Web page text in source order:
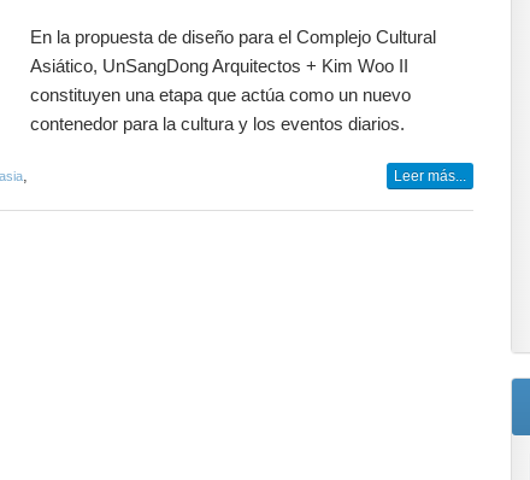
En la propuesta de diseño para el Complejo Cultural
Asiático, UnSangDong Arquitectos + Kim Woo II
constituyen una etapa que actúa como un nuevo
contenedor para la cultura y los eventos diarios.
asia, Leer más...